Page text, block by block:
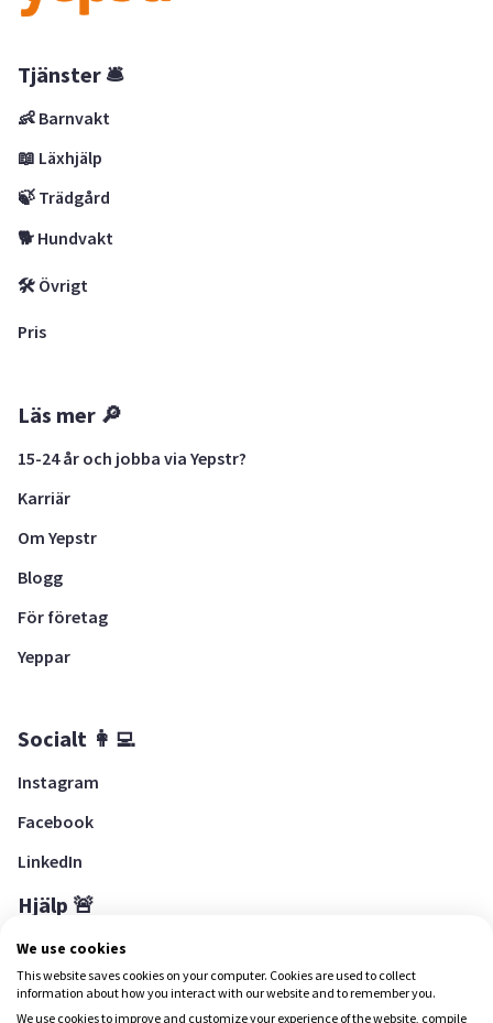
Tjänster 🛎
👶 Barnvakt
📖 Läxhjälp
🍃 Trädgård
🐕 Hundvakt
🛠 Övrigt
Pris
Läs mer 🔎
15-24 år och jobba via Yepstr?
Karriär
Om Yepstr
Blogg
För företag
Yeppar
Socialt 👩‍💻
Instagram
Facebook
LinkedIn
Hjälp 🚨
Hjälpcenter
We use cookies
This website saves cookies on your computer. Cookies are used to collect
information about how you interact with our website and to remember you.
We use cookies to improve and customize your experience of the website, compile